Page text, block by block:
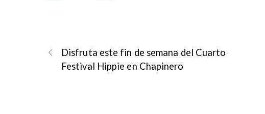
Disfruta este fin de semana del Cuarto
Festival Hippie en Chapinero